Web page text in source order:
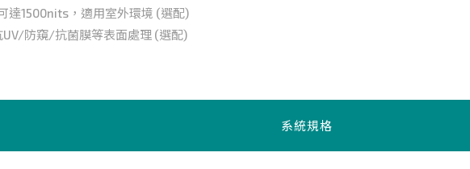
達1500nits，適用室外環境 (選配)
防窺/抗菌膜等表面處理 (選配)
系統規格